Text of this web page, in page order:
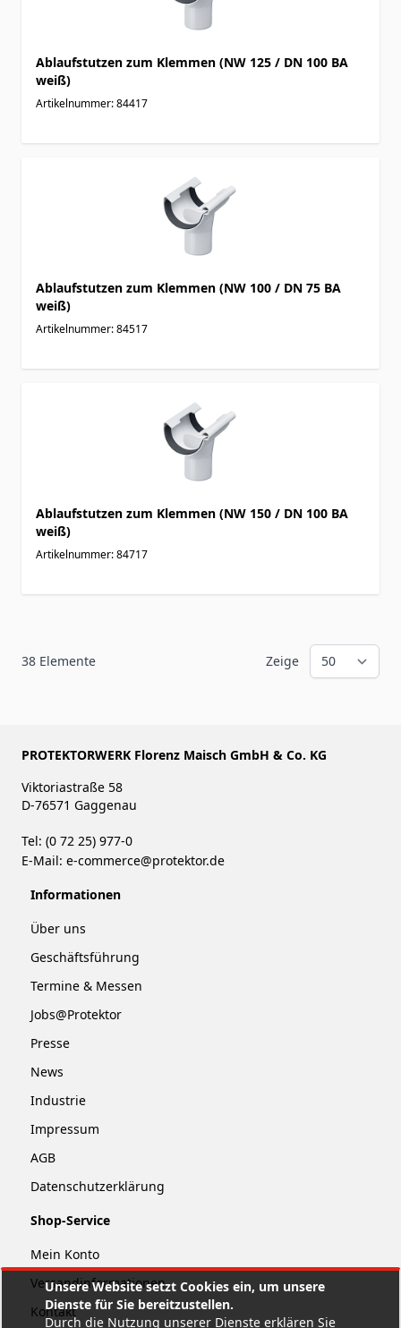
Unsere Website setzt Cookies ein, um unsere
Dienste für Sie bereitzustellen.
Durch die Nutzung unserer Dienste erklären Sie
Ablaufstutzen zum Klemmen (NW 125 / DN 100 BA
weiß)
Artikelnummer: 84417
Ablaufstutzen zum Klemmen (NW 100 / DN 75 BA
weiß)
Artikelnummer: 84517
Ablaufstutzen zum Klemmen (NW 150 / DN 100 BA
weiß)
Artikelnummer: 84717
38 Elemente Zeige
PROTEKTORWERK Florenz Maisch GmbH & Co. KG
Viktoriastraße 58
D-76571 Gaggenau
Tel: (0 72 25) 977-0
E-Mail: e-commerce@protektor.de
Informationen
Über uns
Geschäftsführung
Termine & Messen
Jobs@Protektor
Presse
News
Industrie
Impressum
AGB
Datenschutzerklärung
Shop-Service
Mein Konto
Versandinformationen
Kontakt